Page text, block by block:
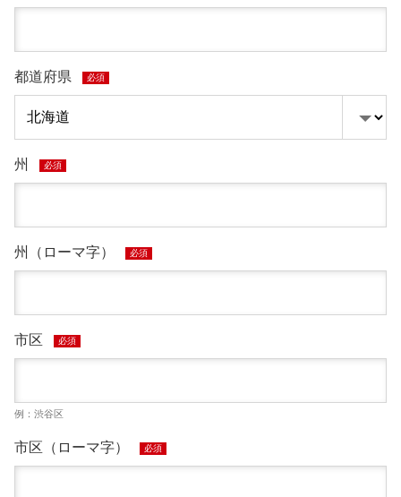
都道府県 必須
州 必須
州（ローマ字） 必須
市区 必須
例：渋谷区
市区（ローマ字） 必須